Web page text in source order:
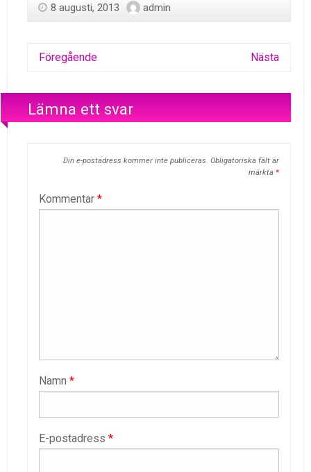
8 augusti, 2013 admin
Föregående Nästa
Lämna ett svar
Din e-postadress kommer inte publiceras. Obligatoriska fält är
märkta *
Kommentar *
Namn *
E-postadress *